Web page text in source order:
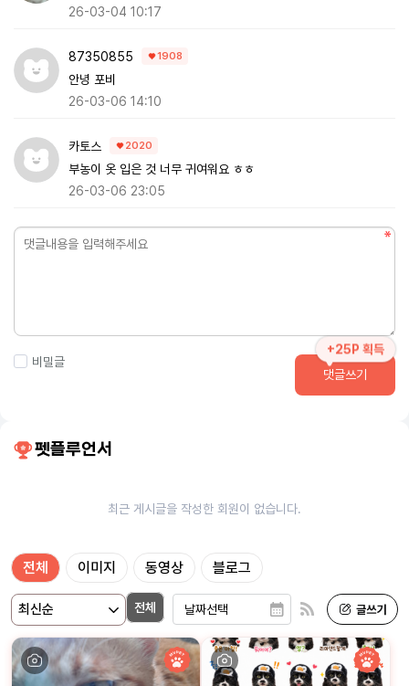
26-03-04 10:17
87350855 1908
안녕 포비
26-03-06 14:10
카토스 2020
부농이 옷 입은 것 너무 귀여워요 ㅎㅎ
26-03-06 23:05
비밀글
+25P 획득
댓글쓰기
펫플루언서
최근 게시글을 작성한 회원이 없습니다.
전체 이미지 동영상 블로그
전체